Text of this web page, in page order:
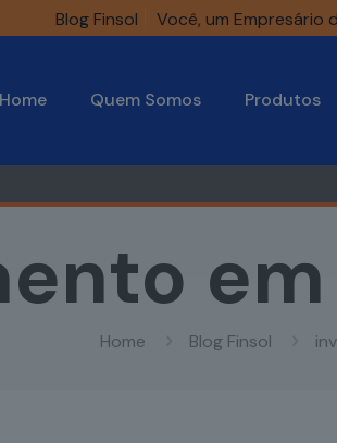
Blog Finsol Você, um Empresário
Home Quem Somos Produtos
Home Blog Finsol